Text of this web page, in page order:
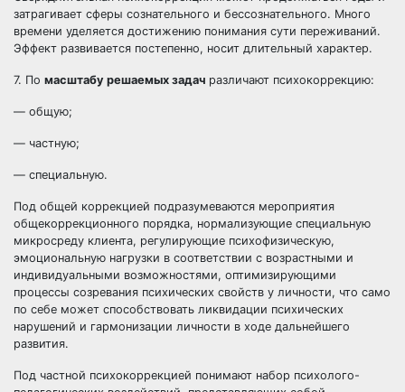
затрагивает сферы сознательного и бессознательного. Много
времени уделяется достижению понимания сути переживаний.
Эффект развивается постепенно, носит длительный характер.
7. По масштабу решаемых задач различают психокоррекцию:
— общую;
— частную;
— специальную.
Под общей коррекцией подразумеваются мероприятия
общекоррекционного порядка, нормализующие специальную
микросреду клиента, регулирующие психофизическую,
эмоциональную нагрузки в соответствии с возрастными и
индивидуальными возможностями, оптимизирующими
процессы созревания психических свойств у личности, что само
по себе может способствовать ликвидации психических
нарушений и гармонизации личности в ходе дальнейшего
развития.
Под частной психокоррекцией понимают набор психолого-